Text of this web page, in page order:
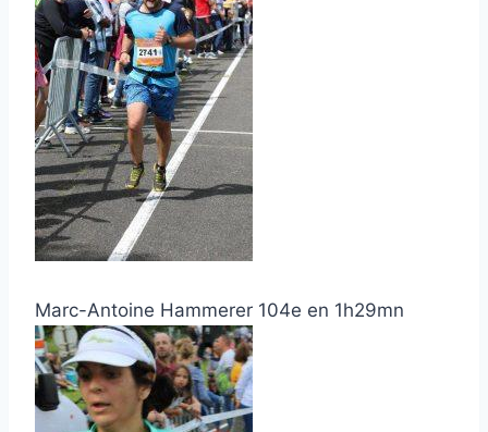
Marc-Antoine Hammerer 104e en 1h29mn